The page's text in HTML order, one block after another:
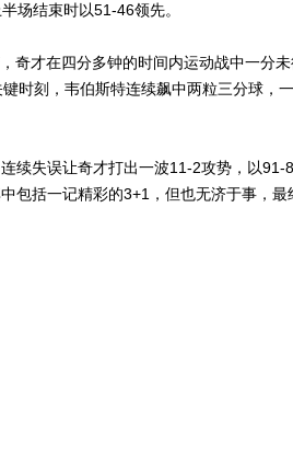
场结束时以51-46领先。
才在四分多钟的时间内运动战中一分未
时刻，韦伯斯特连续飙中两粒三分球，
失误让奇才打出一波11-2攻势，以91-
包括一记精彩的3+1，但也无济于事，最